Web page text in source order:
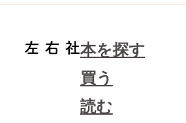
本を探す
買う
読む